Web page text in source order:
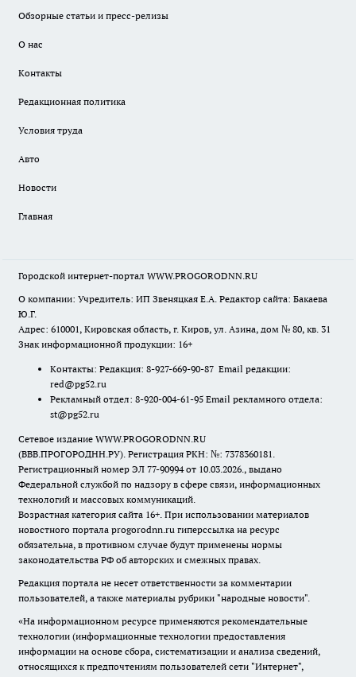
Обзорные статьи и пресс-релизы
О нас
Контакты
Редакционная политика
Условия труда
Авто
Новости
Главная
Городской интернет-портал WWW.PROGORODNN.RU
О компании: Учредитель: ИП Звеняцкая Е.А. Редактор сайта: Бакаева
Ю.Г.
Адрес: 610001, Кировская область, г. Киров, ул. Азина, дом № 80, кв. 31
Знак информационной продукции: 16+
Контакты: Редакция: 8-927-669-90-87 Email редакции:
red@pg52.ru
Рекламный отдел: 8-920-004-61-95 Email рекламного отдела:
st@pg52.ru
Сетевое издание WWW.PROGORODNN.RU
(ВВВ.ПРОГОРОДНН.РУ). Регистрация РКН: №: 7378360181.
Регистрационный номер ЭЛ 77-90994 от 10.03.2026., выдано
Федеральной службой по надзору в сфере связи, информационных
технологий и массовых коммуникаций.
Возрастная категория сайта 16+. При использовании материалов
новостного портала progorodnn.ru гиперссылка на ресурс
обязательна, в противном случае будут применены нормы
законодательства РФ об авторских и смежных правах.
Редакция портала не несет ответственности за комментарии
пользователей, а также материалы рубрики "народные новости".
«На информационном ресурсе применяются рекомендательные
технологии (информационные технологии предоставления
информации на основе сбора, систематизации и анализа сведений,
относящихся к предпочтениям пользователей сети "Интернет",